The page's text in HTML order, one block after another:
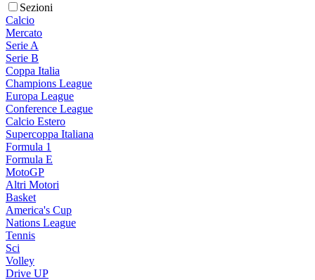
Sezioni
Calcio
Mercato
Serie A
Serie B
Coppa Italia
Champions League
Europa League
Conference League
Calcio Estero
Supercoppa Italiana
Formula 1
Formula E
MotoGP
Altri Motori
Basket
America's Cup
Nations League
Tennis
Sci
Volley
Drive UP